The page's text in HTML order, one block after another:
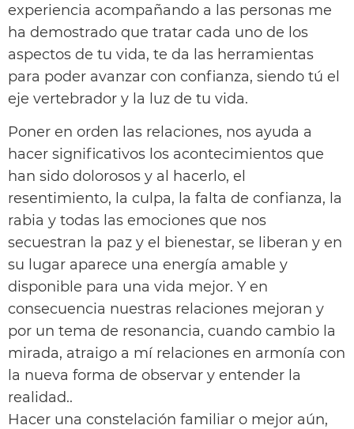
experiencia acompañando a las personas me
ha demostrado que tratar cada uno de los
aspectos de tu vida, te da las herramientas
para poder avanzar con confianza, siendo tú el
eje vertebrador y la luz de tu vida.
Poner en orden las relaciones, nos ayuda a
hacer significativos los acontecimientos que
han sido dolorosos y al hacerlo, el
resentimiento, la culpa, la falta de confianza, la
rabia y todas las emociones que nos
secuestran la paz y el bienestar, se liberan y en
su lugar aparece una energía amable y
disponible para una vida mejor. Y en
consecuencia nuestras relaciones mejoran y
por un tema de resonancia, cuando cambio la
mirada, atraigo a mí relaciones en armonía con
la nueva forma de observar y entender la
realidad..
Hacer una constelación familiar o mejor aún,